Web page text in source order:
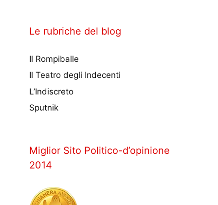
Le rubriche del blog
Il Rompiballe
Il Teatro degli Indecenti
L’Indiscreto
Sputnik
Miglior Sito Politico-d’opinione
2014